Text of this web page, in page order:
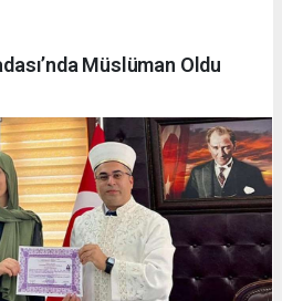
Müslüman Oldu